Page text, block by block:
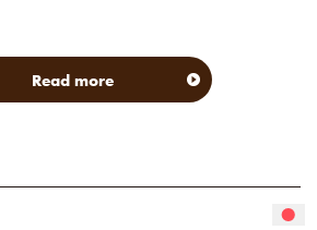
Read more